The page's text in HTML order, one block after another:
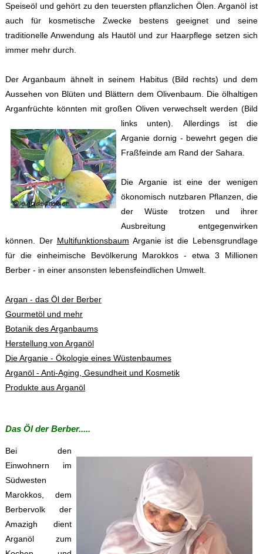
Speiseöl und gehört zu den teuersten pflanzlichen Ölen. Arganöl ist
auch für kosmetische Zwecke bestens geeignet und seine
traditionelle Anwendung als Hautöl und zur Haarpflege setzen sich
immer mehr durch.
Der Arganbaum ähnelt in seinem Habitus (Bild rechts) und dem
Aussehen von Blüten und Blättern dem Olivenbaum. Die ölhaltigen
Arganfrüchte könnten mit großen Oliven verwechselt werden (Bild
links unten). Allerdings ist die
Arganie dornig - bewehrt gegen die
Fraßfeinde am Rand der Sahara.
Die Arganie ist eine der wenigen
ökonomisch nutzbaren Pflanzen, die
der Wüste trotzen und ihrer
Ausbreitung entgegenwirken
können. Der Multifunktionsbaum Arganie ist die Lebensgrundlage
für die einheimische Bevölkerung Marokkos - etwa 3 Millionen
Berber - in einer ansonsten lebensfeindlichen Umwelt.
Argan - das Öl der Berber
Gourmetöl und mehr
Botanik des Arganbaums
Herstellung von Arganöl
Die Arganie - Ökologie eines Wüstenbaumes
Arganöl - Anti-Aging, Gesundheit und Kosmetik
Produkte aus Arganöl
Das Öl der Berber.....
Bei den
Einwohnern im
Südwesten
Marokkos, dem
Berbervolk der
Amazigh dient
Arganöl zum